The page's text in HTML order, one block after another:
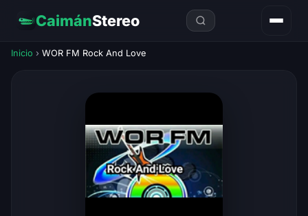
CaimánStereo
Inicio › WOR FM Rock And Love